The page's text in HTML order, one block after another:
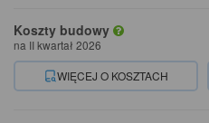
Koszty budowy
na II kwartał 2026
WIĘCEJ O KOSZTACH